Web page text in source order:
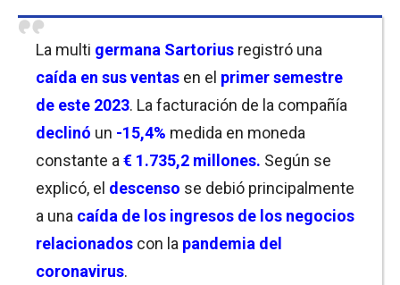
La multi germana Sartorius registró una
caída en sus ventas en el primer semestre
de este 2023. La facturación de la compañía
declinó un -15,4% medida en moneda
constante a € 1.735,2 millones. Según se
explicó, el descenso se debió principalmente
a una caída de los ingresos de los negocios
relacionados con la pandemia del
coronavirus.